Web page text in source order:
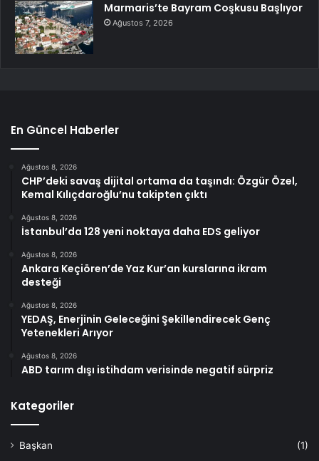
Marmaris’te Bayram Coşkusu Başlıyor
Ağustos 7, 2026
En Güncel Haberler
Ağustos 8, 2026
CHP’deki savaş dijital ortama da taşındı: Özgür Özel,
Kemal Kılıçdaroğlu’nu takipten çıktı
Ağustos 8, 2026
İstanbul’da 128 yeni noktaya daha EDS geliyor
Ağustos 8, 2026
Ankara Keçiören’de Yaz Kur’an kurslarına ikram
desteği
Ağustos 8, 2026
YEDAŞ, Enerjinin Geleceğini Şekillendirecek Genç
Yetenekleri Arıyor
Ağustos 8, 2026
ABD tarım dışı istihdam verisinde negatif sürpriz
Kategoriler
Başkan
(1)